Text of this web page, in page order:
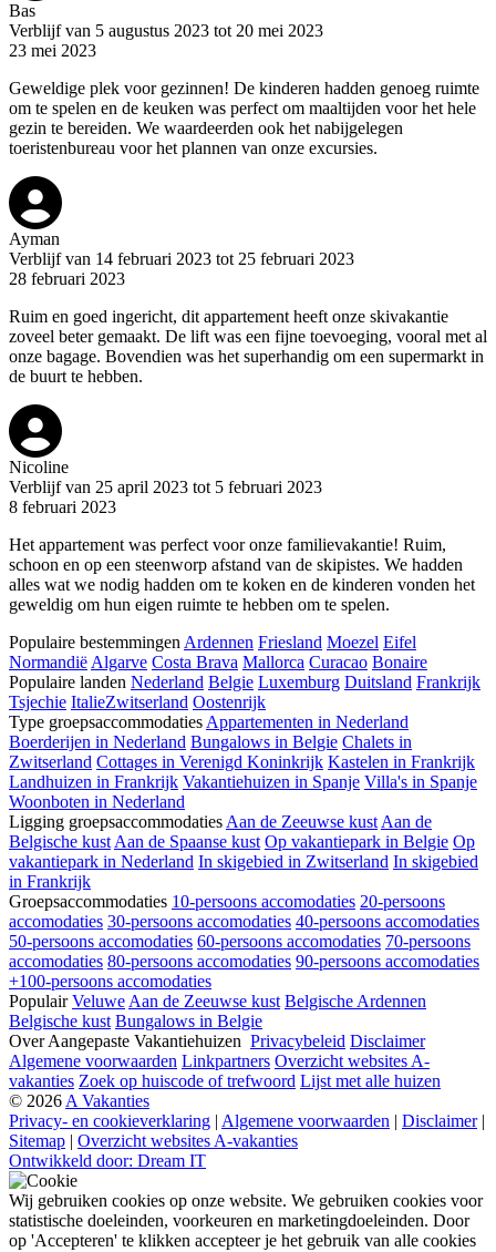
Bas
Verblijf van 5 augustus 2023 tot 20 mei 2023
23 mei 2023
Geweldige plek voor gezinnen! De kinderen hadden genoeg ruimte
om te spelen en de keuken was perfect om maaltijden voor het hele
gezin te bereiden. We waardeerden ook het nabijgelegen
toeristenbureau voor het plannen van onze excursies.
Ayman
Verblijf van 14 februari 2023 tot 25 februari 2023
28 februari 2023
Ruim en goed ingericht, dit appartement heeft onze skivakantie
zoveel beter gemaakt. De lift was een fijne toevoeging, vooral met al
onze bagage. Bovendien was het superhandig om een supermarkt in
de buurt te hebben.
Nicoline
Verblijf van 25 april 2023 tot 5 februari 2023
8 februari 2023
Het appartement was perfect voor onze familievakantie! Ruim,
schoon en op een steenworp afstand van de skipistes. We hadden
alles wat we nodig hadden om te koken en de kinderen vonden het
geweldig om hun eigen ruimte te hebben om te spelen.
Populaire bestemmingenArdennen Friesland Moezel Eifel
NormandiëAlgarve Costa Brava Mallorca Curacao Bonaire
Populaire landen Nederland Belgie Luxemburg Duitsland Frankrijk
Tsjechie ItalieZwitserland Oostenrijk
Type groepsaccommodatiesAppartementen in Nederland
Boerderijen in Nederland Bungalows in Belgie Chalets in
Zwitserland Cottages in Verenigd Koninkrijk Kastelen in Frankrijk
Landhuizen in Frankrijk Vakantiehuizen in Spanje Villa's in Spanje
Woonboten in Nederland
Ligging groepsaccommodatiesAan de Zeeuwse kustAan de
Belgische kustAan de Spaanse kust Op vakantiepark in Belgie Op
vakantiepark in Nederland In skigebied in Zwitserland In skigebied
in Frankrijk
Groepsaccommodaties 10-persoons accomodaties 20-persoons
accomodaties 30-persoons accomodaties 40-persoons accomodaties
50-persoons accomodaties 60-persoons accomodaties 70-persoons
accomodaties 80-persoons accomodaties 90-persoons accomodaties
+100-persoons accomodaties
Populair VeluweAan de Zeeuwse kust Belgische Ardennen
Belgische kust Bungalows in Belgie
Over Aangepaste Vakantiehuizen Privacybeleid Disclaimer
Algemene voorwaarden Linkpartners Overzicht websites A-
vakanties Zoek op huiscode of trefwoord Lijst met alle huizen
© 2026A Vakanties
Privacy- en cookieverklaring Algemene voorwaarden Disclaimer
Sitemap
Overzicht websites A-vakanties
Ontwikkeld door: Dream IT
Wij gebruiken cookies op onze website. We gebruiken cookies voor
statistische doeleinden, voorkeuren en marketingdoeleinden. Door
op 'Accepteren' te klikken accepteer je het gebruik van alle cookies